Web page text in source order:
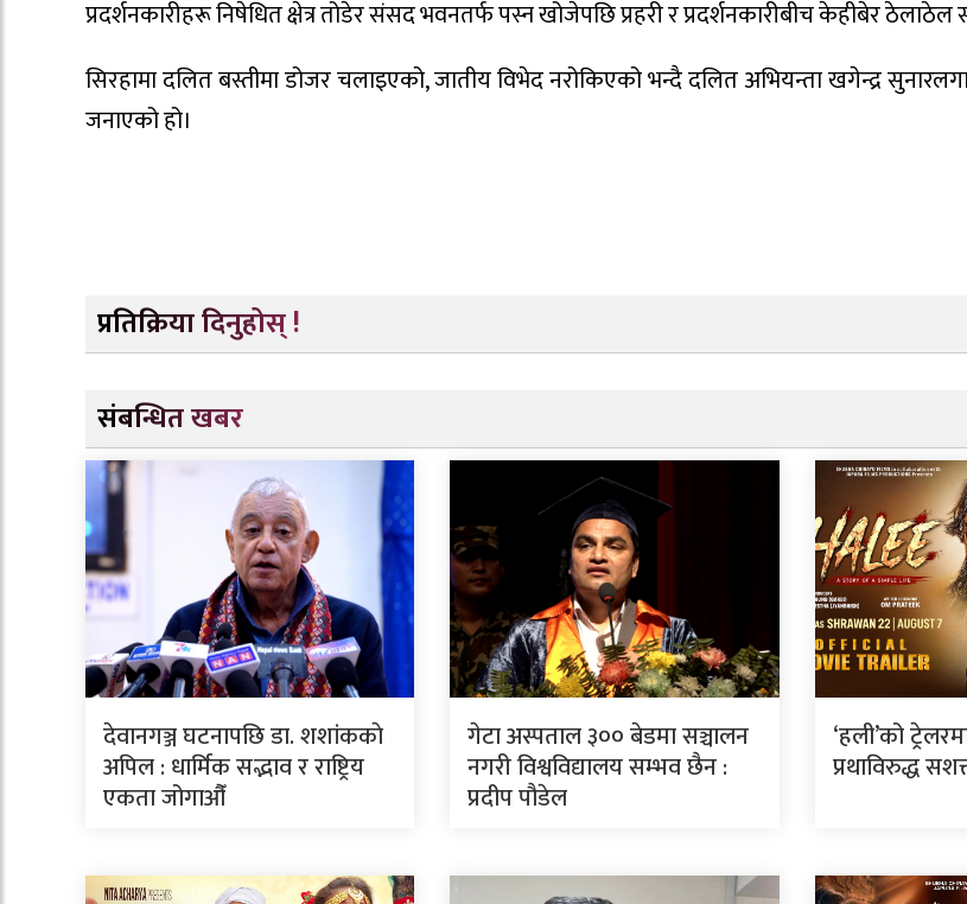
प्रदर्शनकारीहरू निषेधित क्षेत्र तोडेर संसद भवनतर्फ पस्न खोजेपछि प्रहरी र प्रदर्शनकारीबीच केहीबेर
सिरहामा दलित बस्तीमा डोजर चलाइएको, जातीय विभेद नरोकिएको भन्दै दलित अभियन्ता खगेन्द्र
जनाएको हो।
प्रतिक्रिया दिनुहोस् !
संबन्धित खबर
देवानगञ्ज घटनापछि डा. शशांककाे
अपिल : धार्मिक सद्भाव र राष्ट्रिय
एकता जोगाऔँ
गेटा अस्पताल ३०० बेडमा सञ्चालन
नगरी विश्वविद्यालय सम्भव छैन :
प्रदीप पौडेल
‘हली’को
प्रथाविरुद्ध